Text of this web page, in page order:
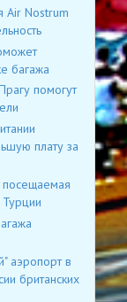
Air Nostrum
багажа
помогут
плату за
Турции
аэропорт в
британских